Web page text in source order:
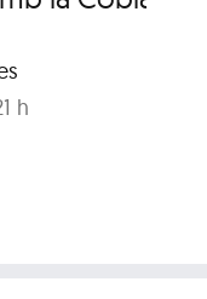
h